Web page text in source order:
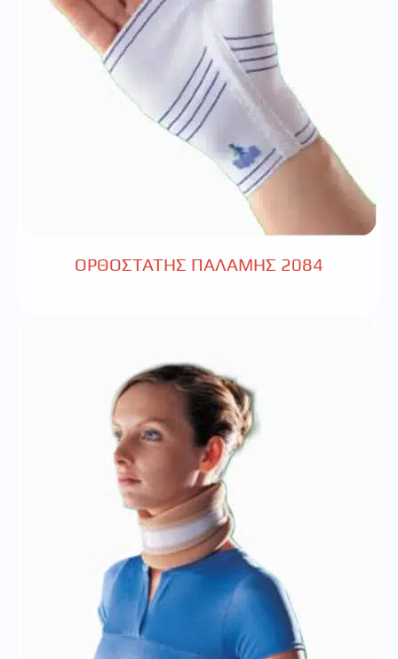
ΟΡΘΟΣΤΑΤΗΣ ΠΑΛΑΜΗΣ 2084